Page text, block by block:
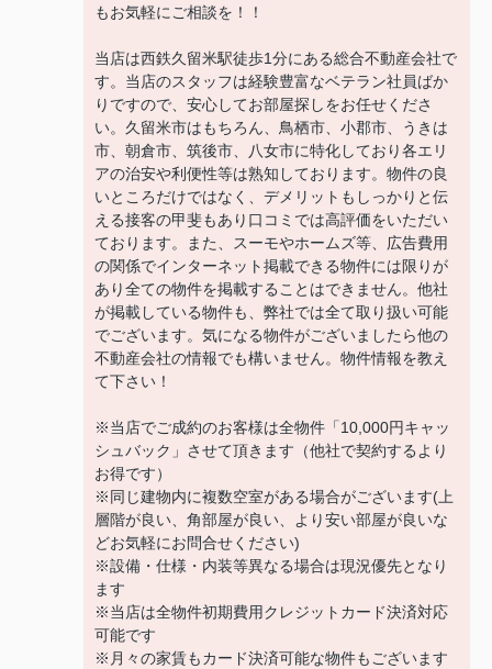
もお気軽にご相談を！！
当店は西鉄久留米駅徒歩1分にある総合不動産会社で
す。当店のスタッフは経験豊富なベテラン社員ばか
りですので、安心してお部屋探しをお任せくださ
い。久留米市はもちろん、鳥栖市、小郡市、うきは
市、朝倉市、筑後市、八女市に特化しており各エリ
アの治安や利便性等は熟知しております。物件の良
いところだけではなく、デメリットもしっかりと伝
える接客の甲斐もあり口コミでは高評価をいただい
ております。また、スーモやホームズ等、広告費用
の関係でインターネット掲載できる物件には限りが
あり全ての物件を掲載することはできません。他社
が掲載している物件も、弊社では全て取り扱い可能
でございます。気になる物件がございましたら他の
不動産会社の情報でも構いません。物件情報を教え
て下さい！
※当店でご成約のお客様は全物件「10,000円キャッ
シュバック」させて頂きます（他社で契約するより
お得です）
※同じ建物内に複数空室がある場合がございます(上
層階が良い、角部屋が良い、より安い部屋が良いな
どお気軽にお問合せください)
※設備・仕様・内装等異なる場合は現況優先となり
ます
※当店は全物件初期費用クレジットカード決済対応
可能です
※月々の家賃もカード決済可能な物件もございます